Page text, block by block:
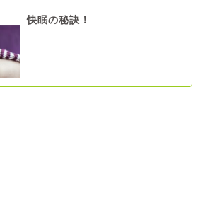
快眠の秘訣！